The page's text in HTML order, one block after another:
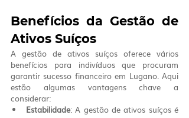
Benefícios da Gestão de
Ativos Suíços
A gestão de ativos suíços oferece vários
benefícios para indivíduos que procuram
garantir sucesso financeiro em Lugano. Aqui
estão algumas vantagens chave a
considerar:
Estabilidade: A gestão de ativos suíços é